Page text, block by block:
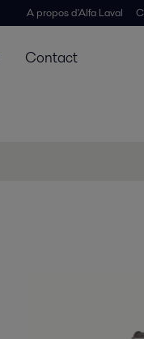
A propos d'Alfa Laval
Contact